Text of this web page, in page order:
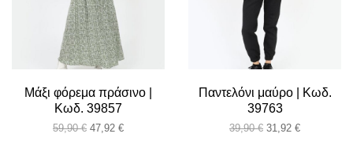
Μάξι φόρεμα πράσινο |
Κωδ. 39857
59,90€ Original
47,92 €Η
Παντελόνι μαύρο | Κωδ.
39763
39,90€ Original
31,92 €Η